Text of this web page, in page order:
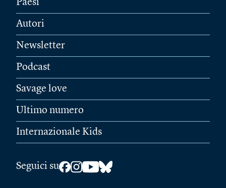
Paesi
Autori
Newsletter
Podcast
Savage love
Ultimo numero
Internazionale Kids
Seguici su